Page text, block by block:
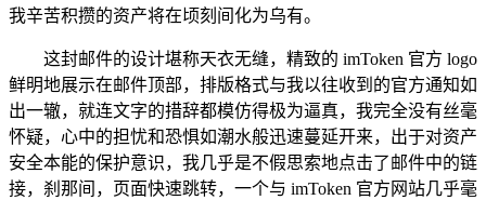
我辛苦积攒的资产将在顷刻间化为乌有。
这封邮件的设计堪称天衣无缝，精致的 imToken 官方 logo
鲜明地展示在邮件顶部，排版格式与我以往收到的官方通知如
出一辙，就连文字的措辞都模仿得极为逼真，我完全没有丝毫
怀疑，心中的担忧和恐惧如潮水般迅速蔓延开来，出于对资产
安全本能的保护意识，我几乎是不假思索地点击了邮件中的链
接，刹那间，页面快速跳转，一个与 imToken 官方网站几乎毫